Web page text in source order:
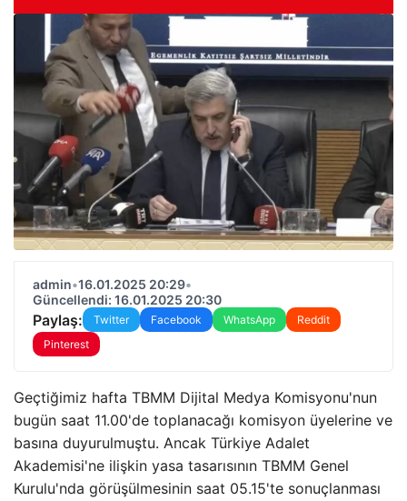
admin•16.01.2025 20:29•
Güncellendi: 16.01.2025 20:30
Paylaş: Twitter Facebook WhatsApp
Reddit
Pinterest
Geçtiğimiz hafta TBMM Dijital Medya Komisyonu'nun
bugün saat 11.00'de toplanacağı komisyon üyelerine ve
basına duyurulmuştu. Ancak Türkiye Adalet
Akademisi'ne ilişkin yasa tasarısının TBMM Genel
Kurulu'nda görüşülmesinin saat 05.15'te sonuçlanması